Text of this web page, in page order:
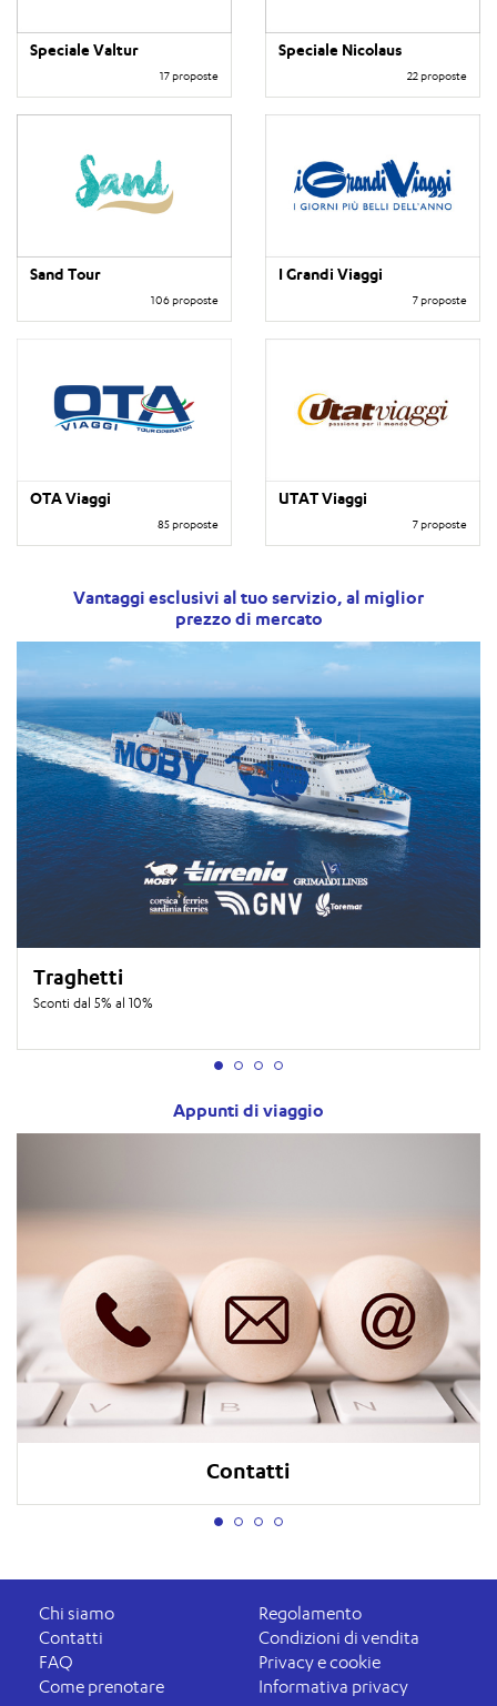
Speciale Valtur
17 proposte
Speciale Nicolaus
22 proposte
Sand Tour
106 proposte
I Grandi Viaggi
7 proposte
OTA Viaggi
85 proposte
UTAT Viaggi
7 proposte
Vantaggi esclusivi al tuo servizio, al miglior
prezzo di mercato
Traghetti
Sconti dal 5% al 10%
Appunti di viaggio
Contatti
Chi siamo
Contatti
FAQ
Come prenotare
Regolamento
Condizioni di vendita
Privacy e cookie
Informativa privacy